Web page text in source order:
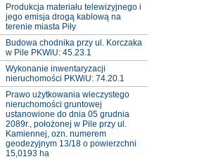
Produkcja materiału telewizyjnego i
jego emisja drogą kablową na
terenie miasta Piły
Budowa chodnika przy ul. Korczaka
w Pile PKWiU: 45.23.1
Wykonanie inwentaryzacji
nieruchomości PKWiU: 74.20.1
Prawo użytkowania wieczystego
nieruchomości gruntowej
ustanowione do dnia 05 grudnia
2089r., położonej w Pile przy ul.
Kamiennej, ozn. numerem
geodezyjnym 13/18 o powierzchni
15,0193 ha